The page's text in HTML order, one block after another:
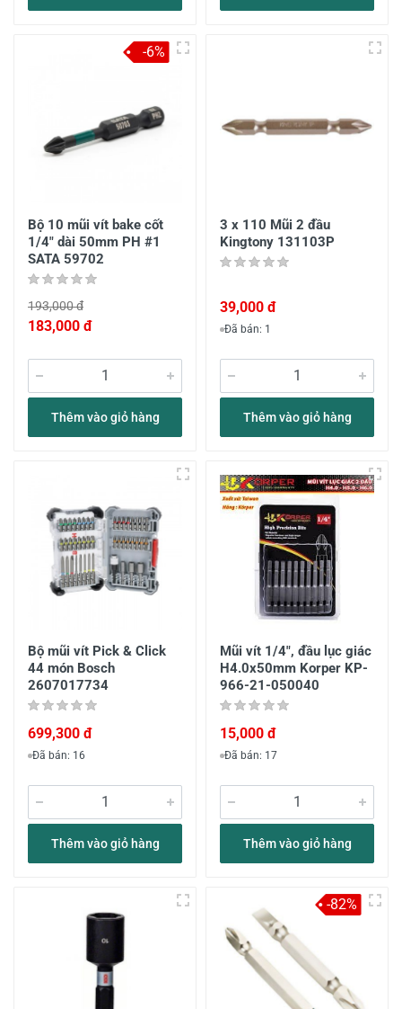
Bộ 10 mũi vít bake cốt
1/4" dài 50mm PH #1
SATA 59702
193,000 đ
183,000 đ
Thêm vào giỏ hàng
-6%
3 x 110 Mũi 2 đầu
Kingtony 131103P
39,000 đ
Đã bán: 1
Thêm vào giỏ hàng
Bộ mũi vít Pick & Click
44 món Bosch
2607017734
699,300 đ
Đã bán: 16
Thêm vào giỏ hàng
Mũi vít 1/4", đầu lục giác
H4.0x50mm Korper KP-
966-21-050040
15,000 đ
Đã bán: 17
Thêm vào giỏ hàng
-82%